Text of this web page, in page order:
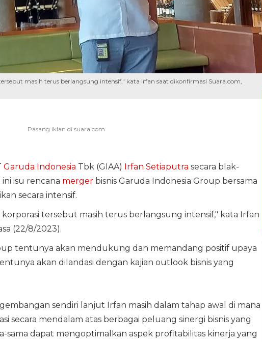
masih terus berlangsung intensif," kata Irfan saat dikonfirmasi Suara.com,
Garuda Indonesia Tbk (GIAA) Irfan Setiaputra secara blak-
isu rencana mergerbisnis Garuda Indonesia Group bersama
secara intensif.
tersebut masih terus berlangsung intensif," kata Irfan
(22/8/2023).
tentunya akan mendukung dan memandang positif upaya
akan dilandasi dengan kajian outlook bisnis yang
sendiri lanjut Irfan masih dalam tahap awal di mana
secara mendalam atas berbagai peluang sinergi bisnis yang
sama dapat mengoptimalkan aspek profitabilitas kinerja yang